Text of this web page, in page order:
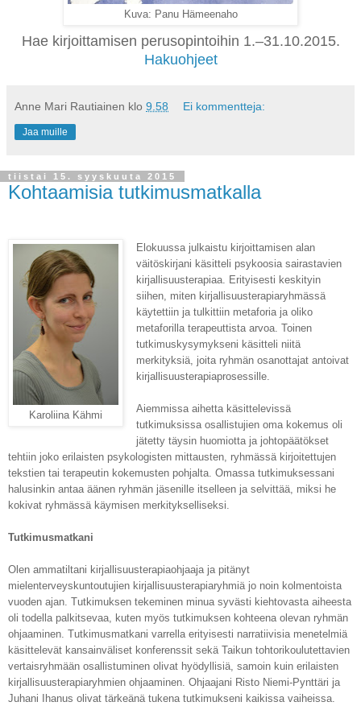
Kuva: Panu Hämeenaho
Hae kirjoittamisen perusopintoihin 1.–31.10.2015.
Hakuohjeet
Anne Mari Rautiainen klo 9.58 Ei kommentteja:
Jaa muille
tiistai 15. syyskuuta 2015
Kohtaamisia tutkimusmatkalla
Karoliina Kähmi
Elokuussa julkaistu kirjoittamisen alan
väitöskirjani käsitteli psykoosia sairastavien
kirjallisuusterapiaa. Erityisesti keskityin
siihen, miten kirjallisuusterapiaryhmässä
käytettiin ja tulkittiin metaforia ja oliko
metaforilla terapeuttista arvoa. Toinen
tutkimuskysymykseni käsitteli niitä
merkityksiä, joita ryhmän osanottajat antoivat
kirjallisuusterapiaprosessille.
Aiemmissa aihetta käsittelevissä
tutkimuksissa osallistujien oma kokemus oli
jätetty täysin huomiotta ja johtopäätökset
tehtiin joko erilaisten psykologisten mittausten, ryhmässä kirjoitettujen
tekstien tai terapeutin kokemusten pohjalta. Omassa tutkimuksessani
halusinkin antaa äänen ryhmän jäsenille itselleen ja selvittää, miksi he
kokivat ryhmässä käymisen merkitykselliseksi.
Tutkimusmatkani
Olen ammatiltani kirjallisuusterapiaohjaaja ja pitänyt
mielenterveyskuntoutujien kirjallisuusterapiaryhmiä jo noin kolmentoista
vuoden ajan. Tutkimuksen tekeminen minua syvästi kiehtovasta aiheesta
oli todella palkitsevaa, kuten myös tutkimuksen kohteena olevan ryhmän
ohjaaminen. Tutkimusmatkani varrella erityisesti narratiivisia menetelmiä
käsittelevät kansainväliset konferenssit sekä Taikun tohtorikoulutettavien
vertaisryhmään osallistuminen olivat hyödyllisiä, samoin kuin erilaisten
kirjallisuusterapiaryhmien ohjaaminen. Ohjaajani Risto Niemi-Pynttäri ja
Juhani Ihanus olivat tärkeänä tukena tutkimukseni kaikissa vaiheissa.